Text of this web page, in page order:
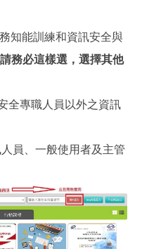
知能訓練和資訊安全與
務必這樣選，選擇其他
全專職人員以外之資訊
員、一般使用者及主管